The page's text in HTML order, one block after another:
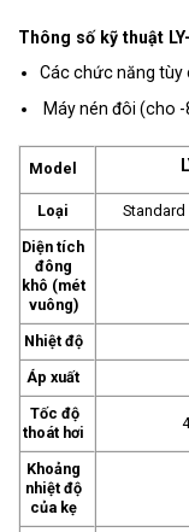
Thông số kỹ thuật
Các chức năng tùy
Máy nén đôi (cho -
Model
Loại Standard
Diện tích
đông
khô (mét
vuông)
Nhiệt độ
Áp xuất
Tốc độ
thoát hơi
Khoảng
nhiệt độ
của kẹ